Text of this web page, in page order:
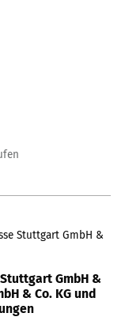
Stuttgart GmbH &
GmbH &
& Co. KG und